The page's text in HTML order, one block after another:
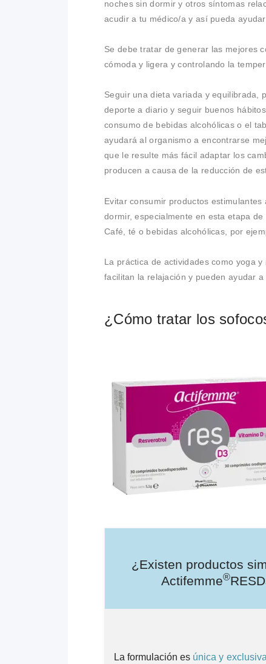
noches sin dormir y otros síntomas
acudir a tu médico/a y así pueda
Se debe tratar de generar las mejores
cómoda y ligera y controlando la
Seguir una dieta variada y equilibrada,
deporte a diario y seguir buenos
consumo de bebidas alcohólicas o el
ayudará al organismo a encontrarse
que le resulte más fácil adaptar los
producen a causa de la reducción de
Evitar consumir productos estimulantes
dormir, especialmente en esta etapa de
Café, té o bebidas alcohólicas, por
La práctica de actividades como yoga
facilitan la relajación y pueden ayudar a
¿Cómo tratar los
¿Existen productos
Actifemme®
La formulación es única y